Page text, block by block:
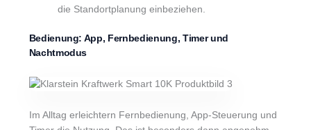
die Standortplanung einbeziehen.
Bedienung: App, Fernbedienung, Timer und
Nachtmodus
Im Alltag erleichtern Fernbedienung, App-Steuerung und